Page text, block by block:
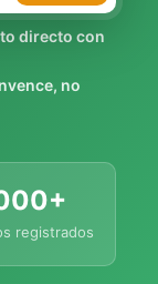
directo con
no
registrados